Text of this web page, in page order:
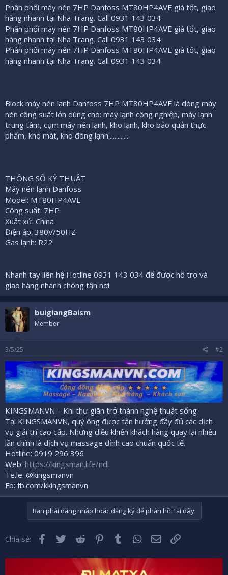
ầ
u
Phân phối máy nén 7HP Danfoss MT80HP4AVE giá tốt, giao
hàng nhanh tại Nha Trang. Call 0931 143 034
Phân phối máy nén 7HP Danfoss MT80HP4AVE giá tốt, giao
hàng nhanh tại Nha Trang. Call 0931 143 034
Phân phối máy nén 7HP Danfoss MT80HP4AVE giá tốt, giao
hàng nhanh tại Nha Trang. Call 0931 143 034
Block máy nén lạnh Danfoss 7HP MT80HP4AVE là dòng máy
nén công suất lớn dùng cho: máy lạnh công nghiệp, máy lạnh
trung tâm, cụm máy nén lạnh, kho lạnh, kho bảo quản thực
phẩm, kho mát, kho đông lạnh.............
THÔNG SỐ KỸ THUẬT
Máy nén lạnh Danfoss
Model: MT80HP4AVE
Công suất: 7HP
Xuất xứ: China
Điện áp: 380V/50HZ
Gas lạnh: R22
Nhanh tay liên hệ Hotline 0931 143 034 để được hỗ trợ và
giao hàng nhanh chóng tận nơi
buigiangBaism
Member
3/5/25 #2
KINGSMANVN – Khi thư giãn trở thành nghệ thuật sống
Tại KINGSMANVN, quý ông được tận hưởng đầy đủ các dịch
vụ giải trí cao cấp. Nhưng điều khiến khách hàng quay lại nhiều
lần chính là dịch vụ massage đỉnh cao chuẩn quốc tế.
Hotline: 0919 296 396
Web: https://kingsman.life/ndl
Te.le: @kingsmanvn
Fb: fb.com/kkingsmanvn
Bạn phải đăng nhập hoặc đăng ký để phản hồi tại đây.
Chia sẻ: Facebook
Twitter Reddit Pinterest
Tumblr WhatsApp
Email